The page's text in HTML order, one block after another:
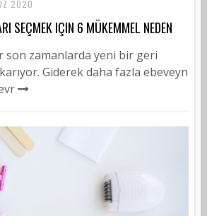
2020
SEÇMEK IÇIN 6 MÜKEMMEL NEDEN
son zamanlarda yeni bir geri
Giderek daha fazla ebeveyn